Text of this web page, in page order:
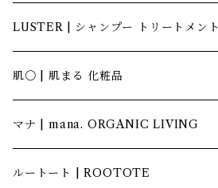
LUSTER | シャンプー トリートメント
肌〇 | 肌まる 化粧品
マナ | mana. ORGANIC LIVING
ルートート | ROOTOTE